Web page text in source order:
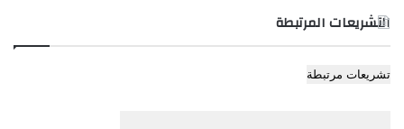
التشريعات المرتبطة
تشريعات مرتبطة